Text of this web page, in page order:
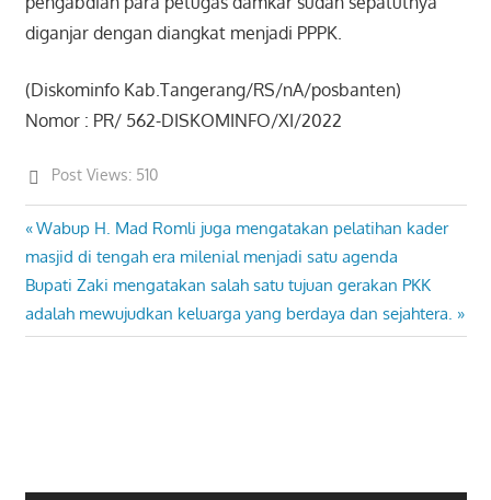
diganjar dengan diangkat menjadi PPPK.
(Diskominfo Kab.Tangerang/RS/nA/posbanten)
Nomor : PR/ 562-DISKOMINFO/XI/2022
Post Views: 510
Post
navigation
Previous
Post:
Wabup H. Mad Romli juga mengatakan pelatihan kader
masjid di tengah era milenial menjadi satu agenda
Next
Post:
Bupati Zaki mengatakan salah satu tujuan gerakan PKK
adalah mewujudkan keluarga yang berdaya dan sejahtera.